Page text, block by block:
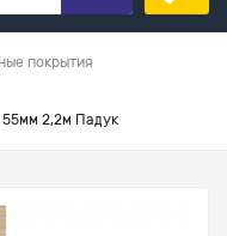
покрытия
55мм 2,2м Падук